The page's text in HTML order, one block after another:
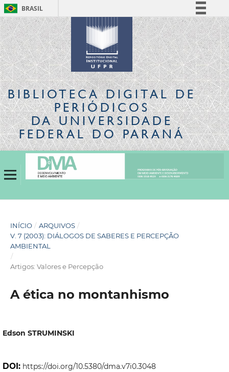
BRASIL
Simplifique!
Comunica BR
Participe
Acesso à informação
Legislação
Canais
BIBLIOTECA DIGITALDE
PERIÓDICOS
DA UNIVERSIDADE
FEDERAL DO PARANÁ
INÍCIO / ARQUIVOS /
V. 7 (2003): DIÁLOGOS DE SABERES E PERCEPÇÃO
AMBIENTAL
/
Artigos: Valores e Percepção
A ética no montanhismo
Edson STRUMINSKI
DOI: https://doi.org/10.5380/dma.v7i0.3048